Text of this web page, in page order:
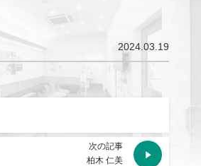
2024.03.19
次の記事
柏木 仁美